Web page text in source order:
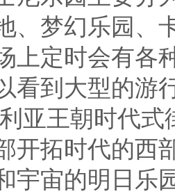
、梦幻乐园、
上定时会有各
看到大型的游
亚王朝时代
开拓时代的西
宇宙的明日乐